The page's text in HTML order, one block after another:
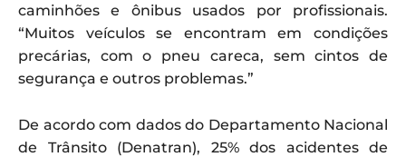
caminhões e ônibus usados por profissionais.
“Muitos veículos se encontram em condições
precárias, com o pneu careca, sem cintos de
segurança e outros problemas.”
De acordo com dados do Departamento Nacional
de Trânsito (Denatran), 25% dos acidentes de